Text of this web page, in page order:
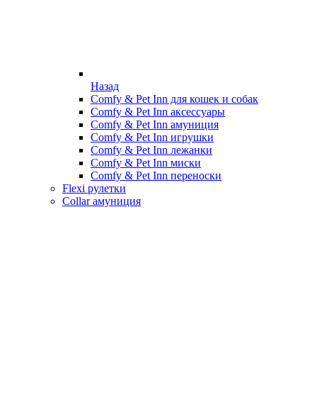
Назад
Comfy & Pet Inn для кошек и собак
Comfy & Pet Inn аксессуары
Comfy & Pet Inn амуниция
Comfy & Pet Inn игрушки
Comfy & Pet Inn лежанки
Comfy & Pet Inn миски
Comfy & Pet Inn переноски
Flexi рулетки
Collar амуниция